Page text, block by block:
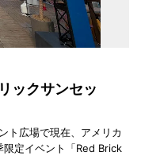
ックサンセッ
ト広場で現在、アメリカ
限定イベント「Red Brick